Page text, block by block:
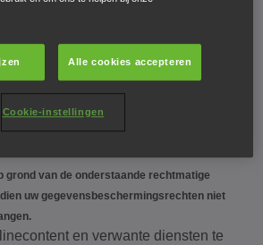
persoonsgegevens verzamelen,
en bewaren uw
voor de onderstaande doeleinden.
grond van de onderstaande rechtmatige
uw gegevensbeschermingsrechten niet
en verwante diensten te
Alle cookies accepteren
Cookie-instellingen